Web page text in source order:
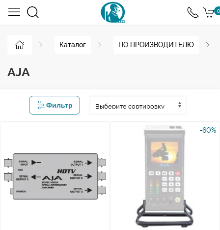
0
Каталог ПО ПРОИЗВОДИТЕЛЮ
AJA
Фильтр
-60%